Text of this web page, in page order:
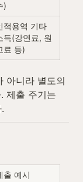
)
적용역 기타
득(강연료, 원
료 등)
아니라 별도의
제출 주기는
출 예시